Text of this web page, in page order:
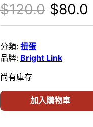
$120.0 $80.0
分類: 扭蛋
品牌: Bright Link
尚有庫存
加入購物車